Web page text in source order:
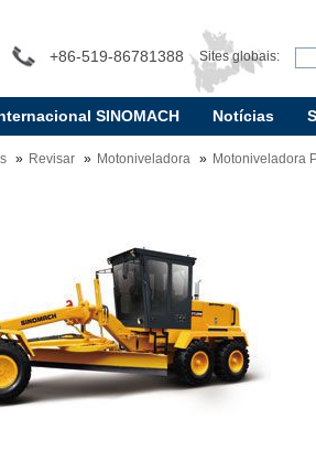
+86-519-86781388 Sites globais:
SINOMACH Notícias
Revisar Motoniveladora Motoniveladora